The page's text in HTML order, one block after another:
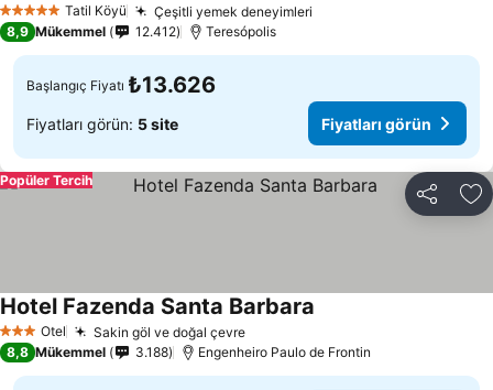
5 Yıldız Tatil Köyü Çeşitli yemek deneyimleri
8,9 Mükemmel 12.412 Teresópolis
Başlangıç Fiyatı ₺13.626
Fiyatları görün: 5 site Fiyatları görün
Paylaş
Popüler Tercih
3 YıldızOtel Sakin göl ve doğal çevre
Hotel Fazenda Santa Barbara
8,8 Mükemmel 3.188 Engenheiro Paulo de Frontin